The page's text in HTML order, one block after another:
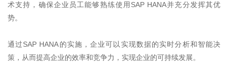
术支持，确保企业员工能够熟练使用 SAP HANA并充分发挥其优
势。
通过SAP HANA的实施，企业可以实现数据的实时分析和智能决
策，从而提高企业的效率和竞争力，实现企业的可持续发展。